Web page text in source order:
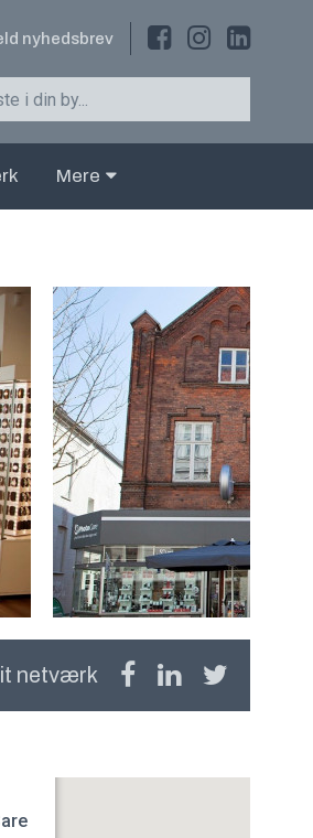
nyhedsbrev
Mere
netværk